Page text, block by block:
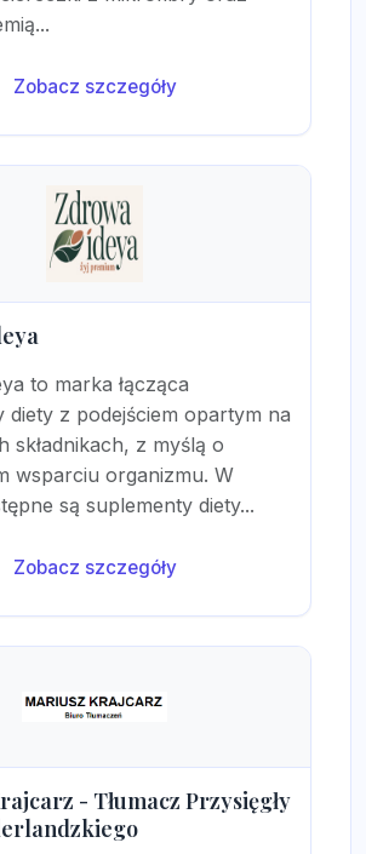
Zobacz szczegóły
to marka łącząca
diety z podejściem opartym na
składnikach, z myślą o
wsparciu organizmu. W
są suplementy diety...
Zobacz szczegóły
- Tłumacz Przysięgły